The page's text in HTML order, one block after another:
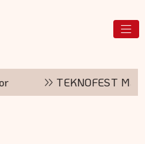
Mavi Vatan kayıtları açıldı